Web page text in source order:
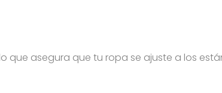
que asegura que tu ropa se ajuste a los